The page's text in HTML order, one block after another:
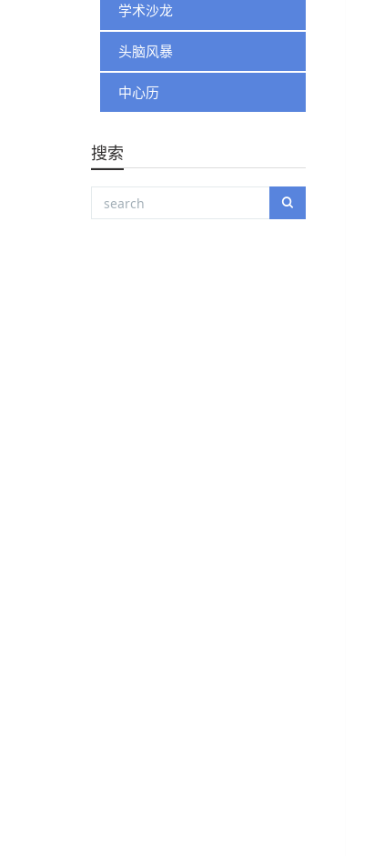
学术沙龙
头脑风暴
中心历
搜索